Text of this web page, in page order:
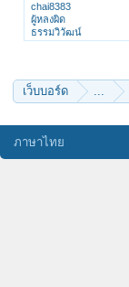
chai8383
ผู้หลงผิด
ธรรมวิวัฒน์
อภิราม
ต้นบุญ
บ่าวใต้
taweewattana
เว็บบอร์ด ...
ภาษาไทย